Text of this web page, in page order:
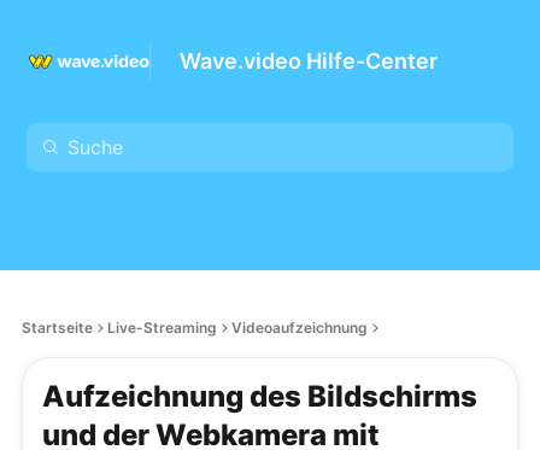
Wave.video Hilfe-Center
Startseite Live-Streaming Videoaufzeichnung
Aufzeichnung des Bildschirms
und der Webkamera mit